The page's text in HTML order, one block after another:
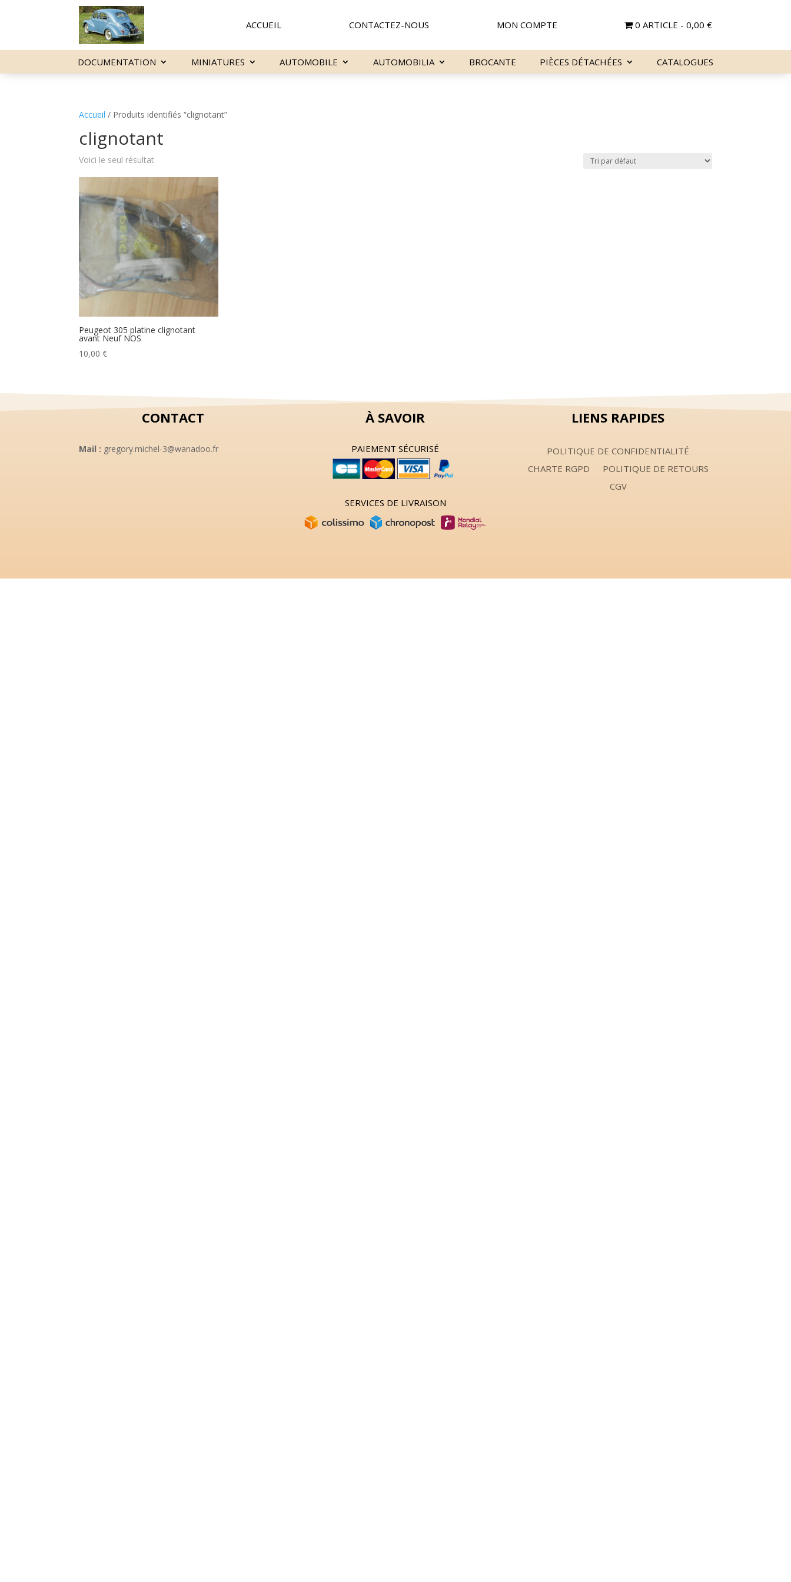
ACCUEIL CONTACTEZ-NOUS MON COMPTE 0 ARTICLE 0,00 €
DOCUMENTATION MINIATURES AUTOMOBILE AUTOMOBILIA BROCANTE PIÈCES DÉTACHÉES CATALOGUES
Accueil / Produits identifiés “clignotant”
clignotant
Voici le seul résultat
Peugeot 305 platine clignotant
avant Neuf NOS
10,00€
CONTACT
Mail : gregory.michel-3@wanadoo.fr
À SAVOIR
PAIEMENT SÉCURISÉ
SERVICES DE LIVRAISON
LIENS RAPIDES
POLITIQUE DE CONFIDENTIALITÉ
CHARTE RGPD
POLITIQUE DE RETOURS
CGV